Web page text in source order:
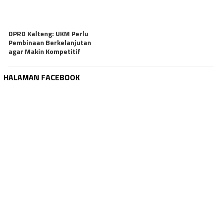
DPRD Kalteng: UKM Perlu
Pembinaan Berkelanjutan
agar Makin Kompetitif
HALAMAN FACEBOOK